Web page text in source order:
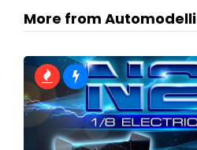
More from Automodelli